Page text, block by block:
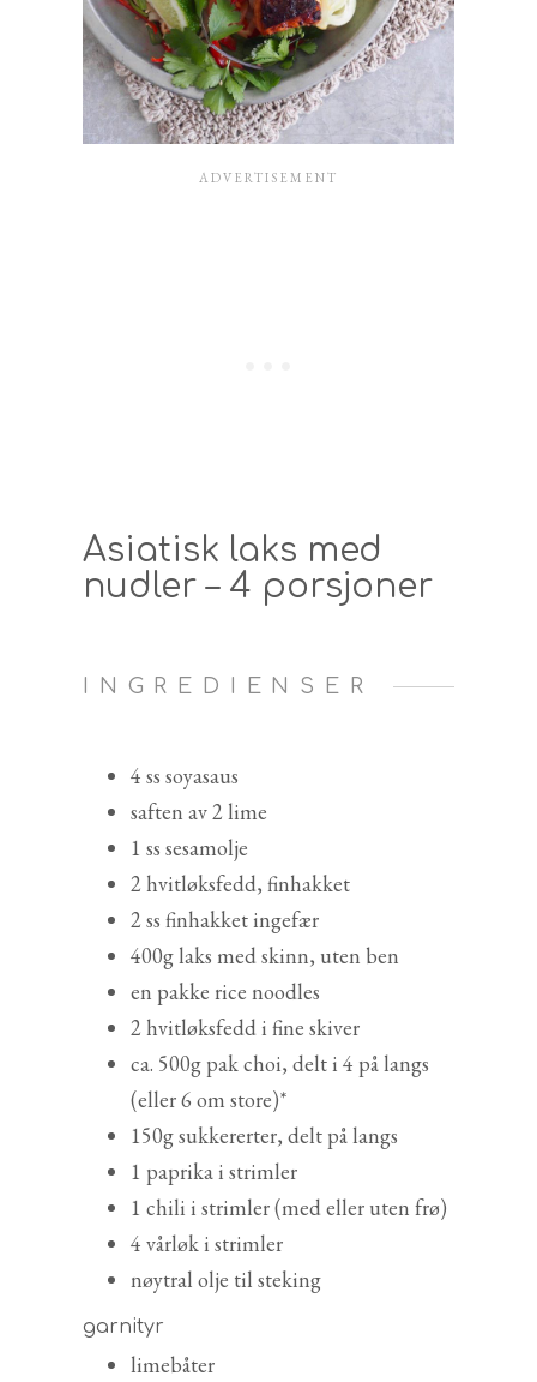
Asiatisk laks med
nudler – 4 porsjoner
INGREDIENSER
4 ss soyasaus
saften av 2 lime
1 ss sesamolje
2 hvitløksfedd, finhakket
2 ss finhakket ingefær
400g laks med skinn, uten ben
en pakke rice noodles
2 hvitløksfedd i fine skiver
ca. 500g pak choi, delt i 4 på langs
(eller 6 om store)*
150g sukkererter, delt på langs
1 paprika i strimler
1 chili i strimler (med eller uten frø)
4 vårløk i strimler
nøytral olje til steking
garnityr
limebåter